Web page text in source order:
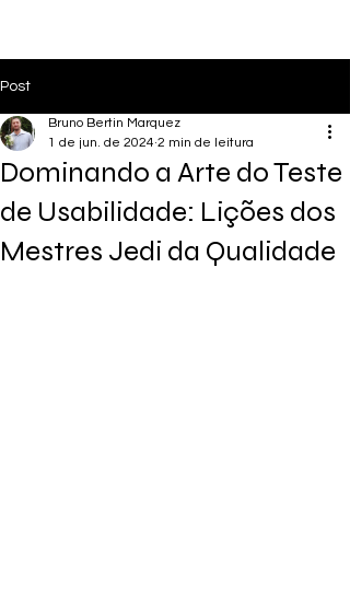
Post
Dominando a Arte do Teste
de Usabilidade: Lições dos
Mestres Jedi da Qualidade
Bruno Bertin Marquez
1 de jun. de 2024 2 min de leitura